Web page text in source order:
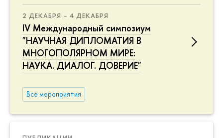
2 ДЕКАБРЯ – 4 ДЕКАБРЯ
IV Международный симпозиум
"НАУЧНАЯ ДИПЛОМАТИЯ В
МНОГОПОЛЯРНОМ МИРЕ:
НАУКА. ДИАЛОГ. ДОВЕРИЕ"
Все мероприятия